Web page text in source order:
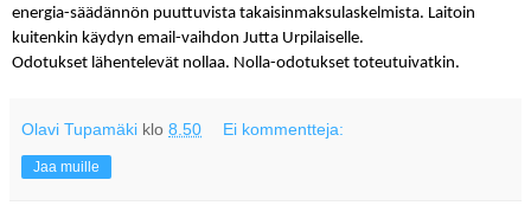
energia-säädännön puuttuvista takaisinmaksulaskelmista. Laitoin
kuitenkin käydyn email-vaihdon Jutta Urpilaiselle.
Odotukset lähentelevät nollaa. Nolla-odotukset toteutuivatkin.
Olavi Tupamäki klo 8.50 Ei kommentteja:
Jaa muille